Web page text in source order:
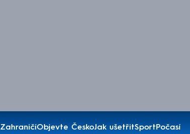
ZahraničíObjevte ČeskoJak ušetřitSportPočasí